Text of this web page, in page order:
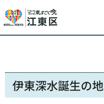
伊東深水誕生の地